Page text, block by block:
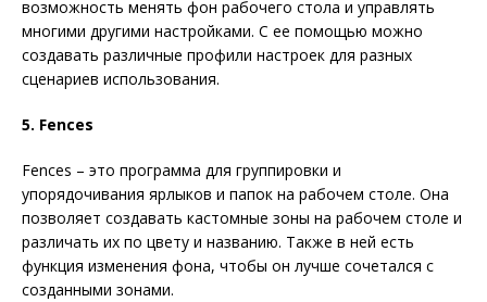
возможность менять фон рабочего стола и управлять
многими другими настройками. С ее помощью можно
создавать различные профили настроек для разных
сценариев использования.
5. Fences
Fences – это программа для группировки и
упорядочивания ярлыков и папок на рабочем столе. Она
позволяет создавать кастомные зоны на рабочем столе и
различать их по цвету и названию. Также в ней есть
функция изменения фона, чтобы он лучше сочетался с
созданными зонами.